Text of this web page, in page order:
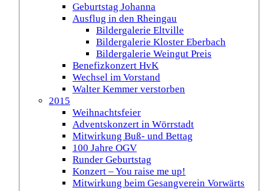
Geburtstag Johanna
Ausflug in den Rheingau
Bildergalerie Eltville
Bildergalerie Kloster Eberbach
Bildergalerie Weingut Preis
Benefizkonzert HvK
Wechsel im Vorstand
Walter Kemmer verstorben
2015
Weihnachtsfeier
Adventskonzert in Wörrstadt
Mitwirkung Buß- und Bettag
100 Jahre OGV
Runder Geburtstag
Konzert – You raise me up!
Mitwirkung beim Gesangverein Vorwärts